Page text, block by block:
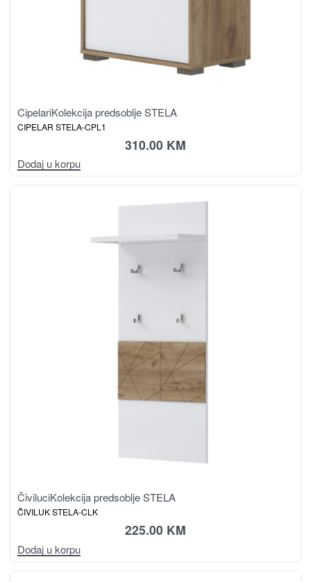
CipelariKolekcija predsoblje STELA
CIPELAR STELA-CPL1
310.00 KM
Dodaj u korpu
ČiviluciKolekcija predsoblje STELA
ČIVILUK STELA-CLK
225.00 KM
Dodaj u korpu